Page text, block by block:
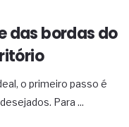
das bordas do
o primeiro passo é
Para ...